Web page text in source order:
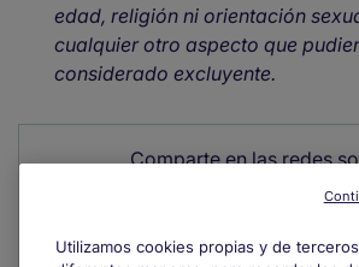
edad, religión ni orientación
cualquier otro aspecto que
considerado excluyente.
Comparte en las redes
Utilizamos cookies propias y de